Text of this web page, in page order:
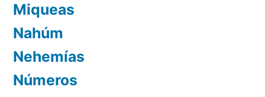
Miqueas
Nahúm
Nehemías
Números